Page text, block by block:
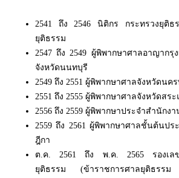
2541 ถึง 2546 นิติกร กระทรวงยุติธ
ยุติธรรม
2547 ถึง 2549 ผู้พิพากษาศาลอาญากรุ
จังหวัดนนทบุรี
2549 ถึง 2551 ผู้พิพากษาศาลจังหวัดนค
2551 ถึง 2555 ผู้พิพากษาศาลจังหวัดสระ
2556 ถึง 2559 ผู้พิพากษาประจำสำนักง
2559 ถึง 2561 ผู้พิพากษาศาลชั้นต้นปร
ฎีกา
ต.ค. 2561 ถึง พ.ค. 2565 รองเลข
ยุติธรรม (ข้าราชการศาลยุติธรรม